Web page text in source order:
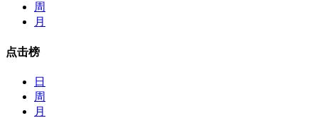
周
月
点击榜
日
周
月